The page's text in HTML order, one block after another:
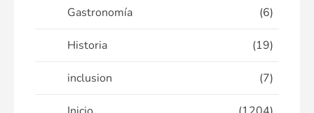
Gastronomía (6)
Historia (19)
inclusion (7)